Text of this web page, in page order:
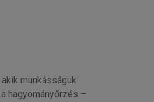
munkásságuk
hagyományőrzés –